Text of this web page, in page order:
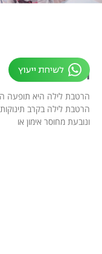
הרטבת לילה
הרטבת לילה היא תופעה
הרטבת לילה בקרב
ונובעת מחוסר אימון או